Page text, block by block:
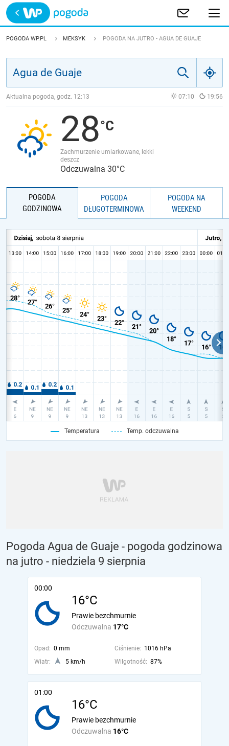
Trwa ładowanie
POLSKA
JAKOŚĆ POWIETRZA
POGODA WP.PL MEKSYK POGODA NA JUTRO - AGUA DE GUAJE
Aktualna pogoda, godz. 12:13 07:10 19:56
28
Zachmurzenie umiarkowane, lekki
deszcz
Odczuwalna 30°C
POGODA
GODZINOWA
POGODA
DŁUGOTERMINOWA
POGODA NA
WEEKEND
Temperatura Temp. odczuwalna
Pogoda Agua de Guaje - pogoda godzinowa
na jutro - niedziela 9 sierpnia
00:00
16°C
Odczuwalna 17°C
Prawie bezchmurnie
Opad: 0 mm Ciśnienie: 1016 hPa
Wiatr:
5 km/h Wilgotność: 87%
01:00
16°C
Odczuwalna 16°C
Prawie bezchmurnie